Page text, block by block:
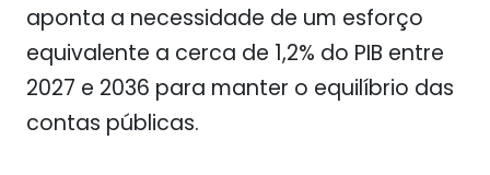
aponta a necessidade de um esforço
equivalente a cerca de 1,2% do PIB entre
2027 e 2036 para manter o equilíbrio das
contas públicas.